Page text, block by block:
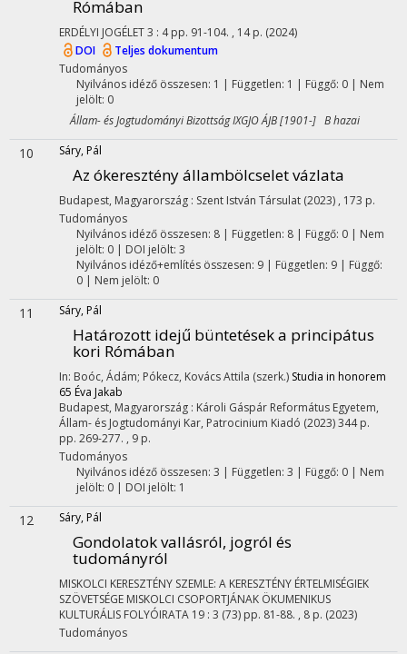
Rómában
ERDÉLYI JOGÉLET3 : 4 pp. 91-104. , 14 p. (2024)
DOI
Teljes dokumentum
Tudományos
Nyilvános idéző összesen: 1 | Független: 1 | Függő: 0 | Nem
jelölt: 0
Állam- és Jogtudományi Bizottság IXGJO ÁJB [1901-] B hazai
10 Sáry, Pál
Az ókeresztény állambölcselet vázlata
Budapest, Magyarország : Szent István Társulat (2023) , 173 p.
Tudományos
Nyilvános idéző összesen: 8| Független: 8 | Függő: 0 | Nem
jelölt: 0 | DOI jelölt: 3
Nyilvános idéző+említés összesen: 9| Független: 9 | Függő:
0 | Nem jelölt: 0
11 Sáry, Pál
Határozott idejű büntetések a principátus
kori Rómában
In: Boóc, Ádám; Pókecz, Kovács Attila (szerk.) Studia in honorem
65 Éva Jakab
Budapest, Magyarország : Károli Gáspár Református Egyetem,
Állam- és Jogtudományi Kar, Patrocinium Kiadó (2023)344 p.
pp. 269-277. , 9 p.
Tudományos
Nyilvános idéző összesen: 3 | Független: 3 | Függő: 0 | Nem
jelölt: 0 | DOI jelölt: 1
12 Sáry, Pál
Gondolatok vallásról, jogról és
tudományról
MISKOLCI KERESZTÉNY SZEMLE: A KERESZTÉNY ÉRTELMISÉGIEK
SZÖVETSÉGE MISKOLCI CSOPORTJÁNAK ÖKUMENIKUS
KULTURÁLIS FOLYÓIRATA 19 : 3 (73) pp. 81-88. , 8 p. (2023)
Tudományos